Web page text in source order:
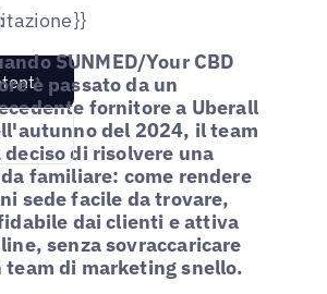
SUNMED/Your CBD
è passato da un
fornitore a Uberall
del 2024, il team
deciso di risolvere una
familiare: come rendere
sede facile da trovare,
dai clienti e attiva
senza sovraccaricare
team di marketing snello.